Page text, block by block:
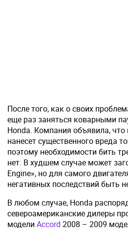
После того, как о своих
еще раз заняться коварными
Honda. Компания объявила, что
нанесет существенного вреда
поэтому необходимости бить
нет. В худшем случае может
Engine», но для самого
негативных последствий быть
В любом случае, Honda
североамериканские дилеры
модели Accord 2008 – 2009